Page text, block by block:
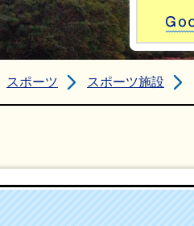
スポーツ スポーツ施設